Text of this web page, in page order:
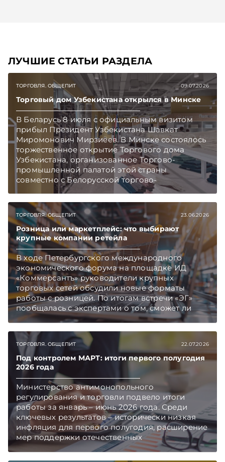
ЛУЧШИЕ СТАТЬИ РАЗДЕЛА
ТОРГОВЛЯ. ОБЩЕПИТ 09.07.2026
Торговый дом Узбекистана открылся в Минске
В Беларусь 8 июля с официальным визитом
прибыл Президент Узбекистана Шавкат
Миромонович Мирзиёев. В Минске состоялось
торжественное открытие Торгового дома
Узбекистана, организованное Торгово-
промышленной палатой этой страны
совместно с Белорусской торгово-
промышленной палатой (БелТПП).
Подписывайтесь на Telegram‑канал и Viber.
Главное об экономике Беларуси — раньше,
чем в новостях TelegramViber
ТОРГОВЛЯ. ОБЩЕПИТ 23.06.2026
Розница или маркетплейс: что выбирают
крупные компании ретейла
В ходе Петербургского международного
экономического форума на площадке ИД
«Коммерсантъ» руководители крупных
торговых сетей обсудили новые форматы
работы с розницей. По итогам встречи «ЭГ»
пообщалась с экспертами о том, сможет ли
маркетплейс вытеснить традиционную
магазины и торговые центры. Подписывайтесь
на Telegram‑канал и Viber. Главное об
экономике Беларуси — раньше, чем в новостях
TelegramViber
ТОРГОВЛЯ. ОБЩЕПИТ 22.07.2026
Под контролем МАРТ: итоги первого полугодия
2026 года
Министерство антимонопольного
регулирования и торговли подвело итоги
работы за январь – июнь 2026 года. Среди
ключевых результатов – исторически низкая
инфляция для первого полугодия, расширение
мер поддержки отечественных
производителей, активная работа с